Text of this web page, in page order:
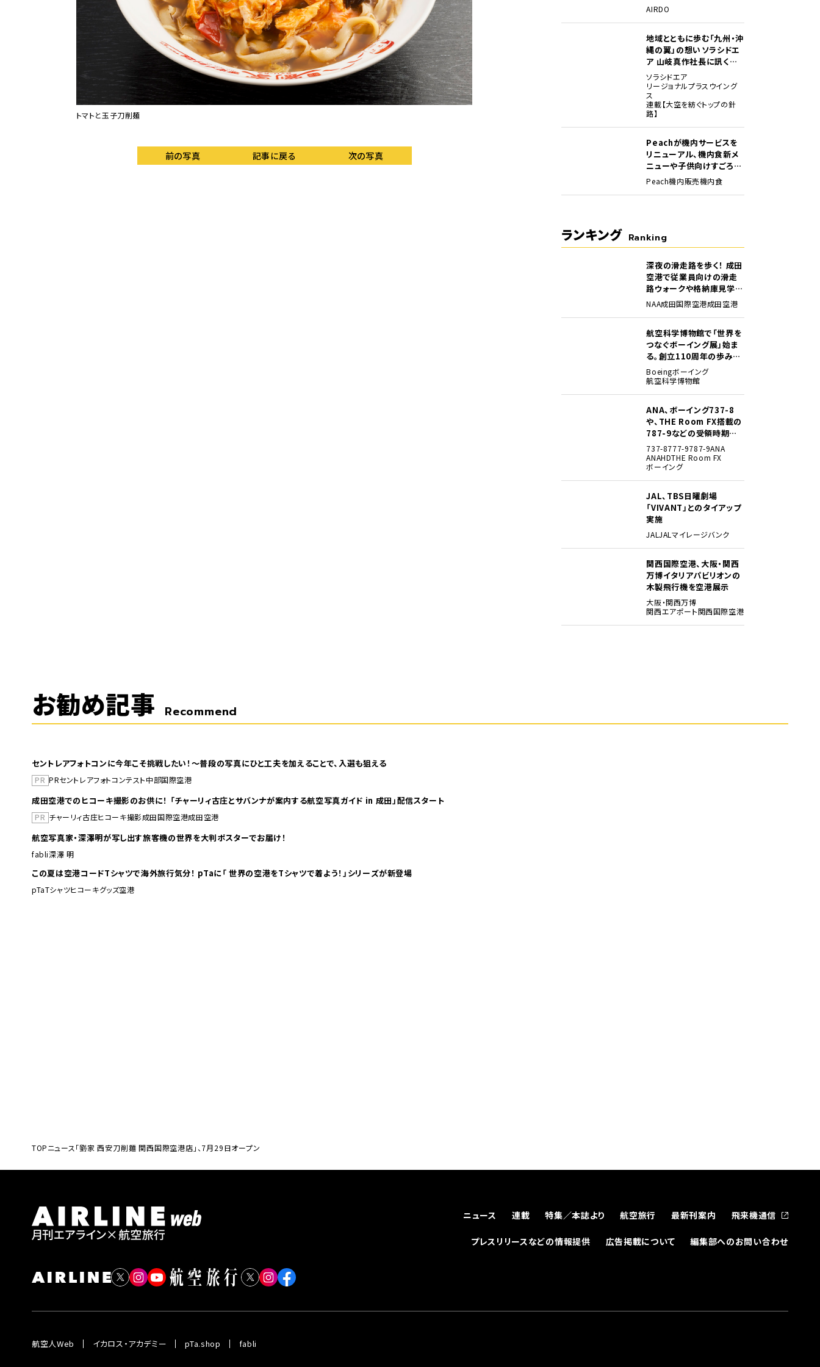
トマトと玉子刀削麺
前の写真 記事に戻る 次の写真
場
AIRDO
地域とともに歩む「九州・沖
縄の翼」の想い――ソラシドエ
ア 山岐真作社長に訊く就
任1年の手応え
ソラシドエア
リージョナルプラスウイング
ス
連載【大空を紡ぐトップの針
路】
Peachが機内サービスを
リニューアル、機内食新メ
ニューや子供向けすごろく
など
Peach機内販売機内食
ランキング Ranking
深夜の滑走路を歩く！ 成田
空港で従業員向けの滑走
路ウォークや格納庫見学イ
ベントを初開催
NAA成田国際空港成田空港
航空科学博物館で「世界を
つなぐボーイング展」始ま
る。創立110周年の歩みを
貴重な資料でたどる
Boeingボーイング
航空科学博物館
ANA、ボーイング737-8
や、THE Room FX搭載の
787-9などの受領時期見
込みを明らかに
737-8777-9787-9ANA
ANAHDTHE Room FX
ボーイング
JAL、TBS日曜劇場
「VIVANT」とのタイアップ
実施
JALJALマイレージバンク
関西国際空港、大阪・関西
万博イタリアパビリオンの
木製飛行機を空港展示
大阪・関西万博
関西エアポート関西国際空港
お勧め記事 Recommend
セントレアフォトコンに今年こそ挑戦したい！～普段の写真にひと工夫を加えることで、入選も狙える
PR PRセントレアフォトコンテスト中部国際空港
成田空港でのヒコーキ撮影のお供に！ 「チャーリィ古庄とサバンナが案内する航空写真ガイド in 成田」配信スタート
PR チャーリィ古庄ヒコーキ撮影成田国際空港成田空港
航空写真家・深澤明が写し出す旅客機の世界を大判ポスターでお届け！
fabli深澤 明
この夏は空港コードTシャツで海外旅行気分！ pTaに「 世界の空港をTシャツで着よう！」シリーズが新登場
pTaTシャツヒコーキグッズ空港
TOPニュース 「劉家 西安刀削麵 関西国際空港店」、7月29日オープン
ニュース 連載 特集／本誌より 航空旅行 最新刊案内 飛来機通信
プレスリリースなどの情報提供 広告掲載について 編集部へのお問い合わせ
航空人Web イカロス・アカデミー pTa.shop fabli